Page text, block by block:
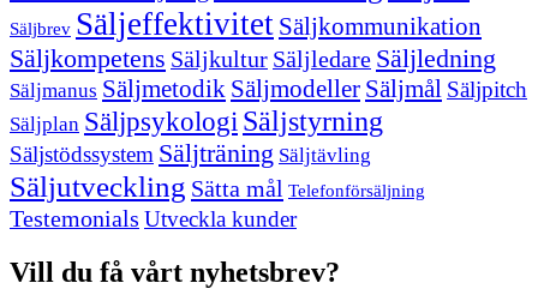
Säljbrev Säljeffektivitet Säljkommunikation
Säljkompetens Säljkultur Säljledare Säljledning
Säljmanus Säljmetodik Säljmodeller Säljmål Säljpitch
Säljplan Säljpsykologi Säljstyrning
Säljstödssystem Säljträning Säljtävling
Säljutveckling Sätta mål Telefonförsäljning
Testemonials Utveckla kunder
Vill du få vårt nyhetsbrev?